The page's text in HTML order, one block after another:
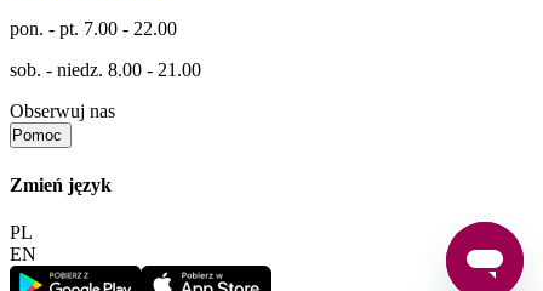
pon. - pt. 7.00 - 22.00
sob. - niedz. 8.00 - 21.00
Obserwuj nas
Pomoc
Zmień język
PL
EN